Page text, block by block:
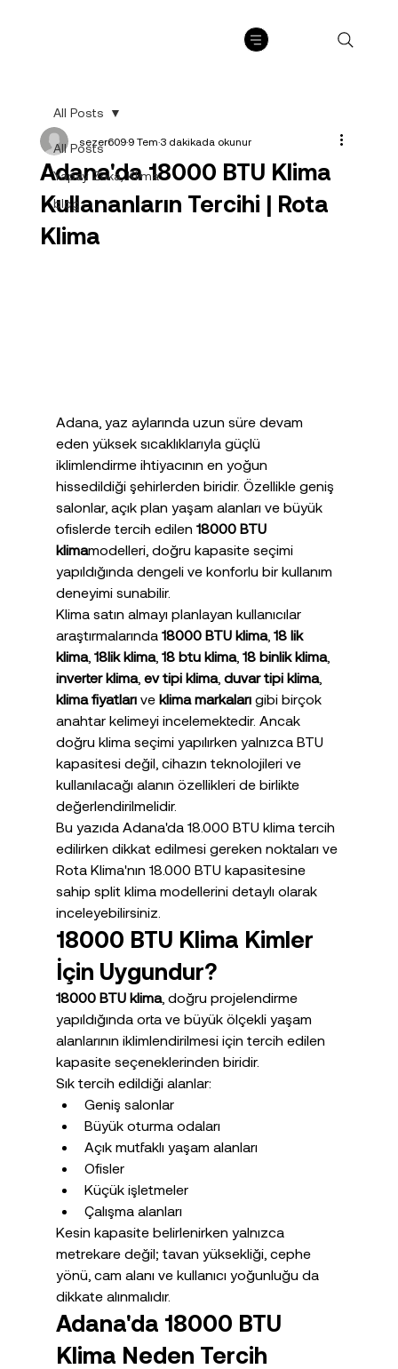
All Posts
Yapay Zeka, Klima
blog
All Posts
Adana'da 18000 BTU Klima
Kullananların Tercihi | Rota
Klima
sezer6099 Tem3 dakikada okunur
Adana, yaz aylarında uzun süre devam
eden yüksek sıcaklıklarıyla güçlü
iklimlendirme ihtiyacının en yoğun
hissedildiği şehirlerden biridir. Özellikle geniş
salonlar, açık plan yaşam alanları ve büyük
ofislerde tercih edilen 18000 BTU
klimamodelleri, doğru kapasite seçimi
yapıldığında dengeli ve konforlu bir kullanım
deneyimi sunabilir.
Klima satın almayı planlayan kullanıcılar
araştırmalarında 18000 BTU klima, 18 lik
klima, 18lik klima, 18 btu klima, 18 binlik klima,
inverter klima, ev tipi klima, duvar tipi klima,
klima fiyatları ve klima markaları gibi birçok
anahtar kelimeyi incelemektedir. Ancak
doğru klima seçimi yapılırken yalnızca BTU
kapasitesi değil, cihazın teknolojileri ve
kullanılacağı alanın özellikleri de birlikte
değerlendirilmelidir.
Bu yazıda Adana'da 18.000 BTU klima tercih
edilirken dikkat edilmesi gereken noktaları ve
Rota Klima'nın 18.000 BTU kapasitesine
sahip split klima modellerini detaylı olarak
inceleyebilirsiniz.
18000 BTU Klima Kimler
İçin Uygundur?
18000 BTU klima, doğru projelendirme
yapıldığında orta ve büyük ölçekli yaşam
alanlarının iklimlendirilmesi için tercih edilen
kapasite seçeneklerinden biridir.
Sık tercih edildiği alanlar:
Geniş salonlar
Büyük oturma odaları
Açık mutfaklı yaşam alanları
Ofisler
Küçük işletmeler
Çalışma alanları
Kesin kapasite belirlenirken yalnızca
metrekare değil; tavan yüksekliği, cephe
yönü, cam alanı ve kullanıcı yoğunluğu da
dikkate alınmalıdır.
Adana'da 18000 BTU
Klima Neden Tercih